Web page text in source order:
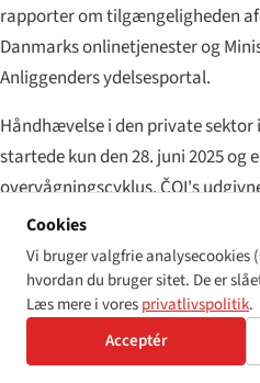
rapporter om tilgængeligheden
Danmarks onlinetjenester og
Anliggenders ydelsesportal.
Håndhævelse i den private sektor
startede kun den 28. juni 2025 og
overvågningscyklus. ČOI's
prioriterer: tilgængelighed af
handelskassen,
første runde af administrative
anden halvdel af 2026.
Cookies
Vi bruger valgfrie analysecookies
hvordan du bruger sitet. De er
Læs mere i voresprivatlivspolitik.
Acceptér